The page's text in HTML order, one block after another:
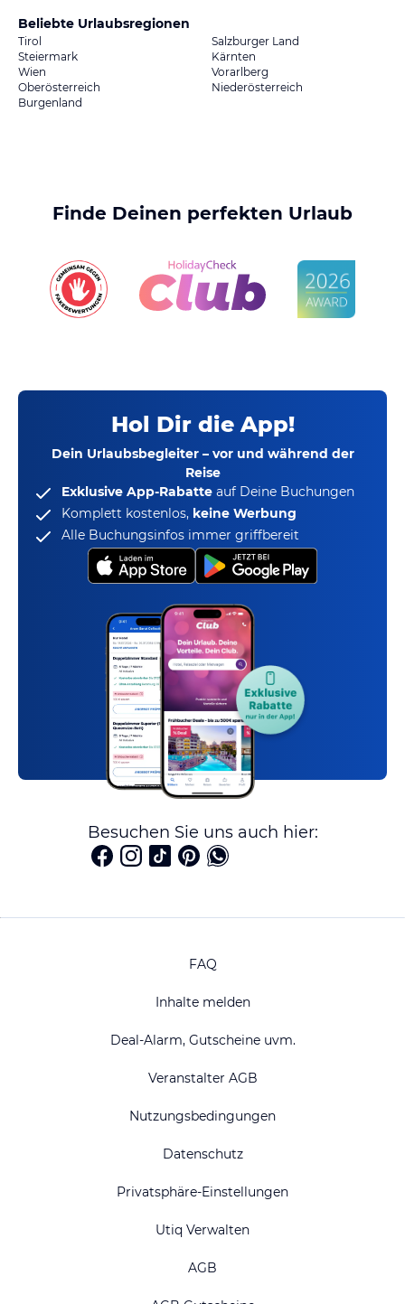
Beliebte Urlaubsregionen
Tirol
Salzburger Land
Steiermark
Kärnten
Wien
Vorarlberg
Oberösterreich
Niederösterreich
Burgenland
Finde Deinen perfekten Urlaub
Hol Dir die App!
Dein Urlaubsbegleiter – vor und während der
Reise
Exklusive App-Rabatte auf Deine Buchungen
Komplett kostenlos, keine Werbung
Alle Buchungsinfos immer griffbereit
Besuchen Sie uns auch hier:
FAQ
Inhalte melden
Deal-Alarm, Gutscheine uvm.
Veranstalter AGB
Nutzungsbedingungen
Datenschutz
Privatsphäre-Einstellungen
Utiq Verwalten
AGB